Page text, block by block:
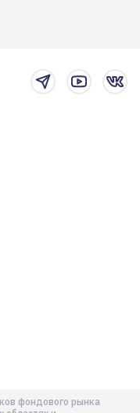
фондового рынка